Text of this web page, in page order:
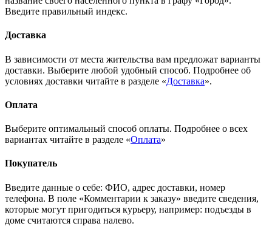
Введите правильный индекс.
Доставка
В зависимости от места жительства вам предложат варианты
доставки. Выберите любой удобный способ. Подробнее об
условиях доставки читайте в разделе «Доставка».
Оплата
Выберите оптимальный способ оплаты. Подробнее о всех
вариантах читайте в разделе «Оплата»
Покупатель
Введите данные о себе: ФИО, адрес доставки, номер
телефона. В поле «Комментарии к заказу» введите сведения,
которые могут пригодиться курьеру, например: подъезды в
доме считаются справа налево.